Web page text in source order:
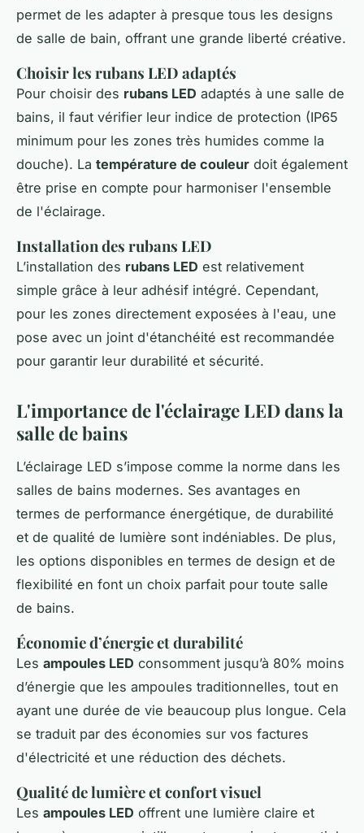
permet de les adapter à presque tous les designs
de salle de bain, offrant une grande liberté créative.
Choisir les rubans LED adaptés
Pour choisir des rubans LED adaptés à une salle de
bains, il faut vérifier leur indice de protection (IP65
minimum pour les zones très humides comme la
douche). La température de couleur doit également
être prise en compte pour harmoniser l'ensemble
de l'éclairage.
Installation des rubans LED
L’installation des rubans LED est relativement
simple grâce à leur adhésif intégré. Cependant,
pour les zones directement exposées à l'eau, une
pose avec un joint d'étanchéité est recommandée
pour garantir leur durabilité et sécurité.
L'importance de l'éclairage LED dans la
salle de bains
L’éclairage LED s’impose comme la norme dans les
salles de bains modernes. Ses avantages en
termes de performance énergétique, de durabilité
et de qualité de lumière sont indéniables. De plus,
les options disponibles en termes de design et de
flexibilité en font un choix parfait pour toute salle
de bains.
Économie d’énergie et durabilité
Les ampoules LED consomment jusqu’à 80% moins
d’énergie que les ampoules traditionnelles, tout en
ayant une durée de vie beaucoup plus longue. Cela
se traduit par des économies sur vos factures
d'électricité et une réduction des déchets.
Qualité de lumière et confort visuel
Les ampoules LED offrent une lumière claire et